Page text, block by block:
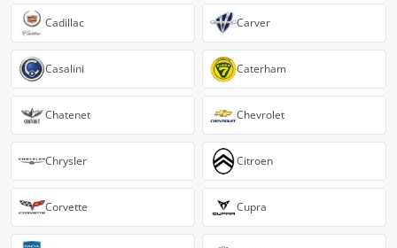
Cadillac Carver
Casalini Caterham
Chatenet Chevrolet
Chrysler Citroen
Corvette Cupra